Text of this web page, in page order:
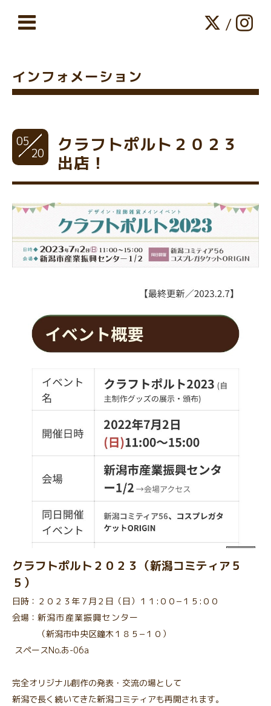
/
インフォメーション
05
20
クラフトポルト２０２３
出店！
クラフトポルト２０２３（新潟コミティア５
５）
日時：２０２３年７月２日（日）１１:００−１５:００
会場： 新潟市産業振興センター
（新潟市中央区鐘木１８５−１０）
スペースNo.あ-06a
完全オリジナル創作の発表・交流の場として
新潟で長く続いてきた新潟コミティアも再開されます。